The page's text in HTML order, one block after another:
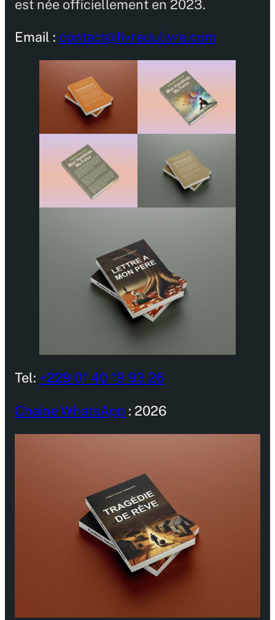
est née officiellement en 2023.
Email : contact@livredulivre.com
Tel: +229 01 40 19 93 26
Chaine WhatsApp : 2026